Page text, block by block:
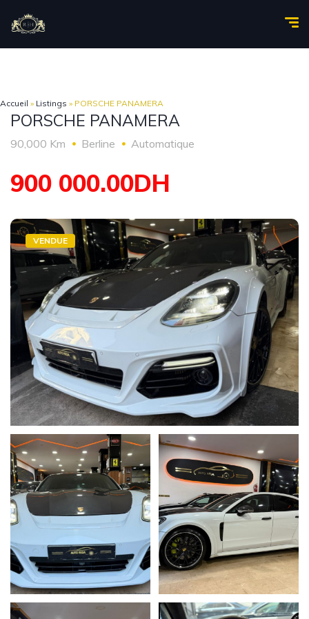
Accueil » Listings » PORSCHE PANAMERA
PORSCHE PANAMERA
90,000 Km Berline Automatique
900 000.00DH
VENDUE